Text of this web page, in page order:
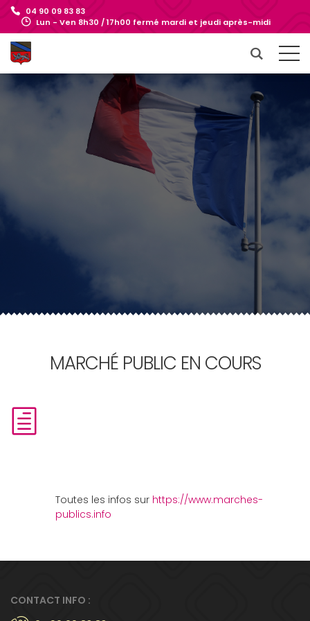
04 90 09 83 83
Lun - Ven 8h30 / 17h00 fermé mardi et jeudi après-midi
MARCHÉ PUBLIC EN COURS
Toutes les infos sur https://www.marches-
publics.info
CONTACT INFO :